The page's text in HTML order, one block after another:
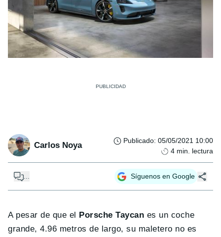
Carlos Noya Publicado: 05/05/2021 10:00
4 min. lectura
... Síguenos en Google
A pesar de que el Porsche Taycan es un coche
grande, 4.96 metros de largo, su maletero no es